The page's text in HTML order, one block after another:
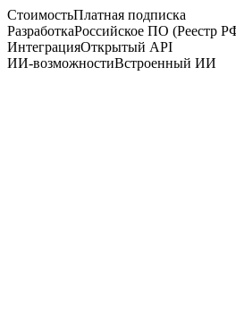
СтоимостьПлатная подписка
РазработкаРоссийское ПО (Реестр
ИнтеграцияОткрытый API
ИИ-возможностиВстроенный ИИ